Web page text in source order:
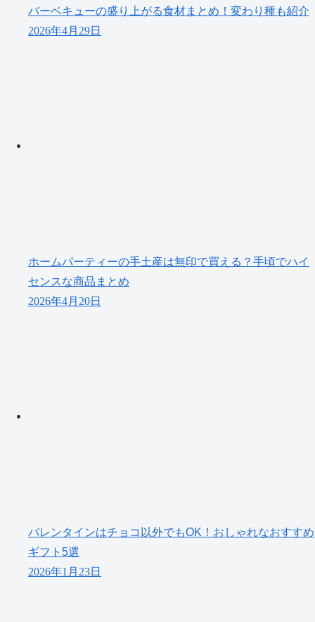
バーベキューの盛り上がる食材まとめ！変わり種も紹介
2026年4月29日
ホームパーティーの手土産は無印で買える？手頃でハイ
センスな商品まとめ
2026年4月20日
バレンタインはチョコ以外でもOK！おしゃれなおすすめ
ギフト5選
2026年1月23日